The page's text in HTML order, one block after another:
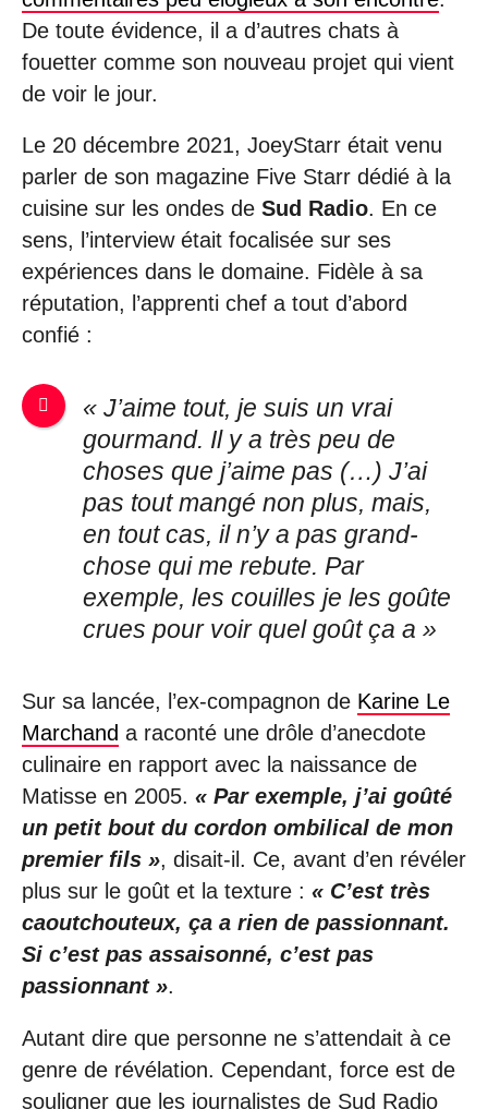
De toute évidence, il a d’autres chats à
fouetter comme son nouveau projet qui vient
de voir le jour.
Le 20 décembre 2021, JoeyStarr était venu
parler de son magazine Five Starr dédié à la
cuisine sur les ondes de Sud Radio. En ce
sens, l’interview était focalisée sur ses
expériences dans le domaine. Fidèle à sa
réputation, l’apprenti chef a tout d’abord
confié :
« J’aime tout, je suis un vrai
gourmand. Il y a très peu de
choses que j’aime pas (…) J’ai
pas tout mangé non plus, mais,
en tout cas, il n’y a pas grand-
chose qui me rebute. Par
exemple, les couilles je les goûte
crues pour voir quel goût ça a »
Sur sa lancée, l’ex-compagnon de Karine Le
Marchand a raconté une drôle d’anecdote
culinaire en rapport avec la naissance de
Matisse en 2005. « Par exemple, j’ai goûté
un petit bout du cordon ombilical de mon
premier fils », disait-il. Ce, avant d’en révéler
plus sur le goût et la texture : « C’est très
caoutchouteux, ça a rien de passionnant.
Si c’est pas assaisonné, c’est pas
passionnant ».
Autant dire que personne ne s’attendait à ce
genre de révélation. Cependant, force est de
souligner que les journalistes de Sud Radio